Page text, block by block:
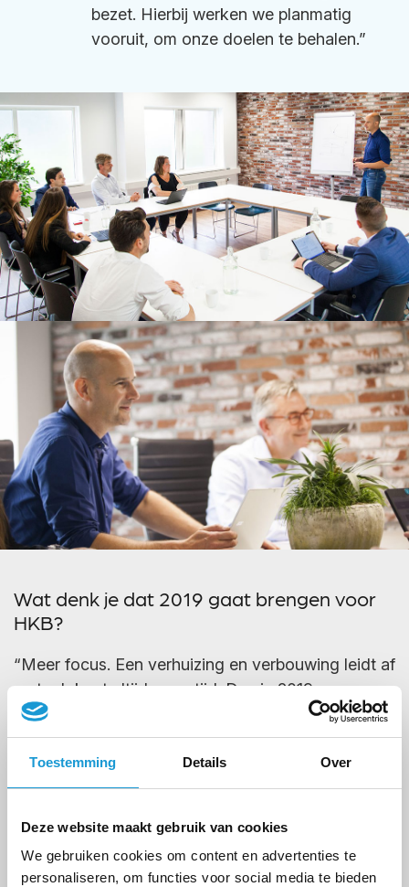
Toestemming Details Over
Deze website maakt gebruik van cookies
We gebruiken cookies om content en advertenties te
personaliseren, om functies voor social media te bieden
bezet. Hierbij werken we planmatig
vooruit, om onze doelen te behalen.”
Wat denk je dat 2019 gaat brengen voor
HKB?
“Meer focus. Een verhuizing en verbouwing leidt af
en toch kost altijd meer tijd. Dus in 2019 meer
focussen op groei. Ik kan zelf ook meer tijd vrij
maken om aan het bedrijf te werken: de
verandering van het kantoor, uitbreiding van het
HKB team en verbetering van onze systemen.
Dat gaat ertoe leiden dat we een nog mooier
product kunnen aanbieden aan opdrachtgevers en
klanten en het aantal vestigingen van HKB zal